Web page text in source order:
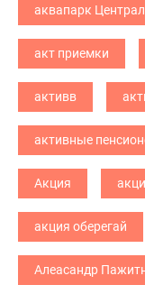
аквапарк
акт приемки
активв
активные
Акция
акция оберегай
Алеасандр